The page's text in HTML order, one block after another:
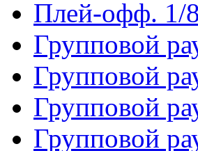
Плей-офф. 1/
Групповой
Групповой
Групповой
Групповой